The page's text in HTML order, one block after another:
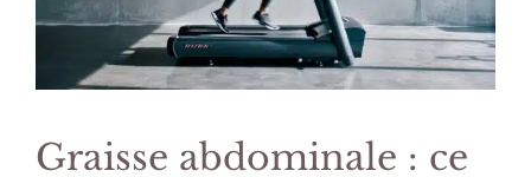
Graisse abdominale : ce